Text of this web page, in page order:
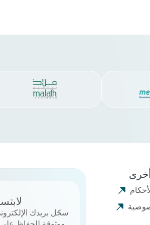
سجّل بريدك